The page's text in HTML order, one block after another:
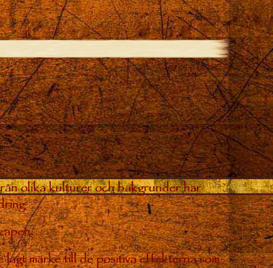
olika kulturer och bakgrunder har
märke till de positiva effekterna som